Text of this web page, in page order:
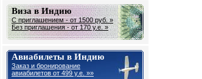
Виза в Индию
С приглашением - от 1500 руб. »
Без приглашения - от 170 у.е. »
Авиабилеты в Индию
Заказ и бронирование
авиабилетов от 499 у.е. »»